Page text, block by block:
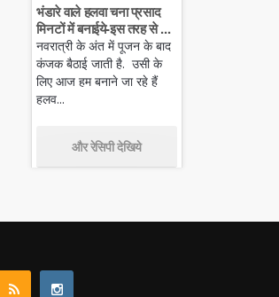
भंडारे वाले हलवा चना प्रसाद
मिनटों में बनाईये-इस तरह से ...
नवरात्री के अंत में पूजन के बाद
कंजक बैठाई जाती है. उसी के
लिए आज हम बनाने जा रहे हैं
हलव...
और रेसिपी देखिये